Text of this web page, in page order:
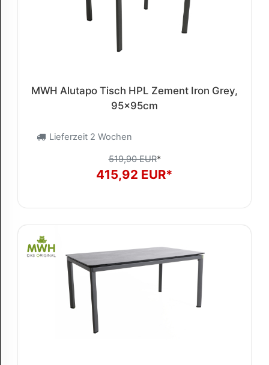
MWH Alutapo Tisch HPL Zement Iron Grey,
95x95cm
Lieferzeit 2 Wochen
519,90 EUR*
415,92 EUR*